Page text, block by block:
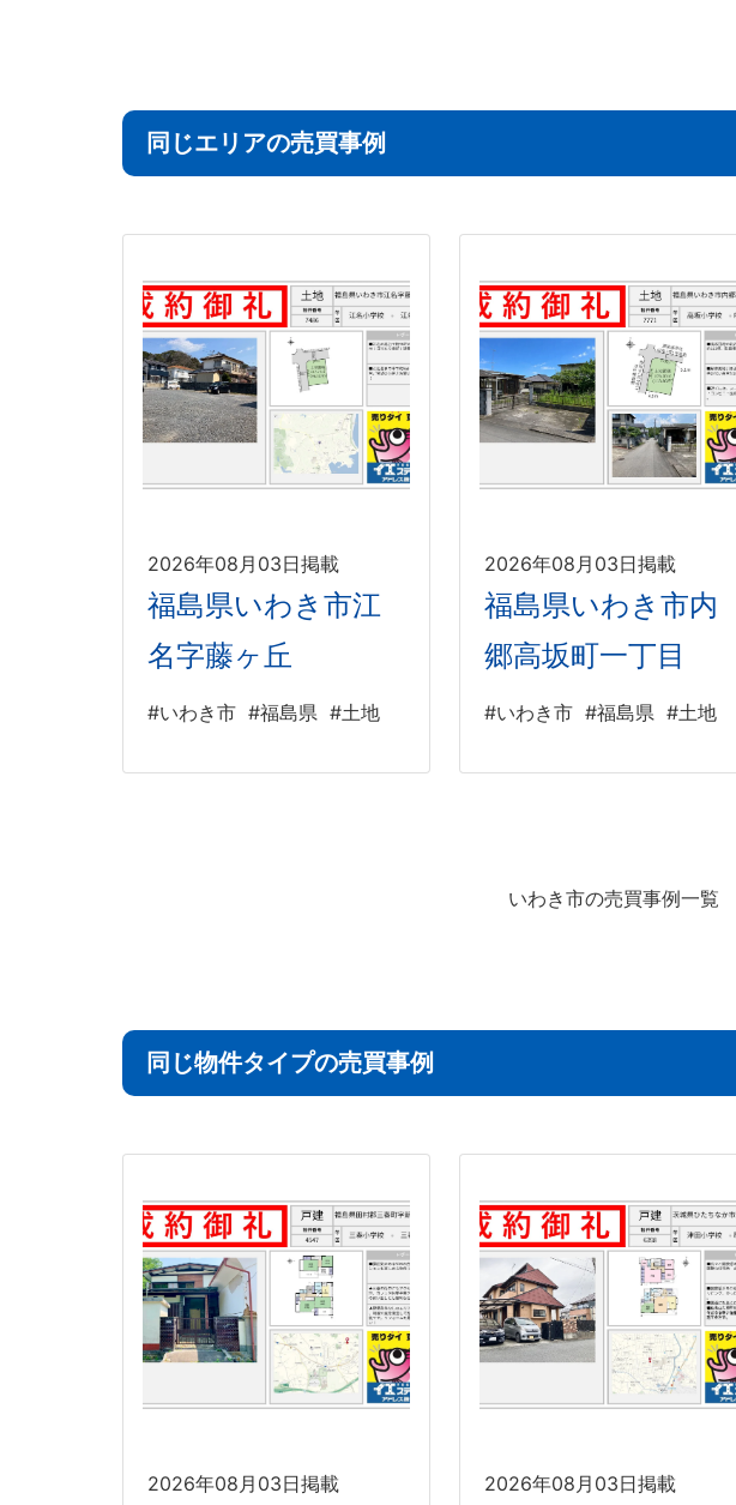
同じエリアの売買事例
2026年08月03日掲載
福島県いわき市江
名字藤ヶ丘
#いわき市 #福島県 #土地
2026年08月03日掲載
福島県いわき市内
郷高坂町一丁目
#いわき市 #福島県 #土地
いわき市の売買事例一覧
同じ物件タイプの売買事例
2026年08月03日掲載 2026年08月03日掲載